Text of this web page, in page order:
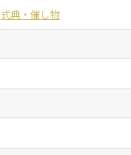
式典・催し物